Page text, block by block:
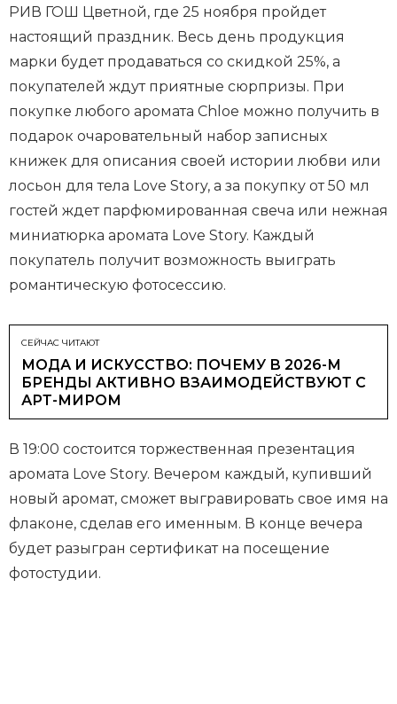
РИВ ГОШ Цветной, где 25 ноября пройдет
настоящий праздник. Весь день продукция
марки будет продаваться со скидкой 25%, а
покупателей ждут приятные сюрпризы. При
покупке любого аромата Chloe можно получить в
подарок очаровательный набор записных
книжек для описания своей истории любви или
лосьон для тела Love Story, а за покупку от 50 мл
гостей ждет парфюмированная свеча или нежная
миниатюрка аромата Love Story. Каждый
покупатель получит возможность выиграть
романтическую фотосессию.
СЕЙЧАС ЧИТАЮТ
МОДА И ИСКУССТВО: ПОЧЕМУ В 2026-М
БРЕНДЫ АКТИВНО ВЗАИМОДЕЙСТВУЮТ С
АРТ-МИРОМ
В 19:00 состоится торжественная презентация
аромата Love Story. Вечером каждый, купивший
новый аромат, сможет выгравировать свое имя на
флаконе, сделав его именным. В конце вечера
будет разыгран сертификат на посещение
фотостудии.